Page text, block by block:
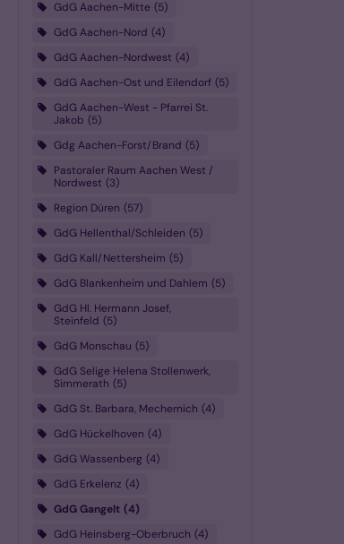
GdG Aachen-Mitte 5
GdG Aachen-Nord 4
GdG Aachen-Nordwest 4
GdG Aachen-Ost und Eilendorf 5
GdG Aachen-West - Pfarrei St.
Jakob 5
Gdg Aachen-Forst/Brand 5
Pastoraler Raum Aachen West /
Nordwest 3
Region Düren 57
GdG Hellenthal/Schleiden 5
GdG Kall/Nettersheim 5
GdG Blankenheim und Dahlem 5
GdG Hl. Hermann Josef,
Steinfeld 5
GdG Monschau 5
GdG Selige Helena Stollenwerk,
Simmerath 5
GdG St. Barbara, Mechernich 4
GdG Hückelhoven 4
GdG Wassenberg 4
GdG Erkelenz 4
GdG Gangelt 4
GdG Heinsberg-Oberbruch 4